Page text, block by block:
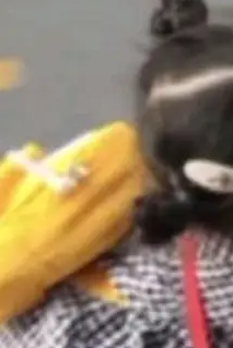
世十周
版本的名
国传媒大学
事视频、音
息与商品
处理任
，实际支出
是，该项目
持续运行长
觉异常。这
半年时间
的采访里
竞赛，而
今年底或
平。 Dela
。中国的
加速迭代，
话是 "buil
。 这个判
Face 是
百万个模
展系
软件工程师
序？答案几
的程序写程
统、智能
。 Crawsh
coding age
核心论点很
是传统的自
请，全
生
没人想到它
8月1日，
翼（tiany
Harness 相